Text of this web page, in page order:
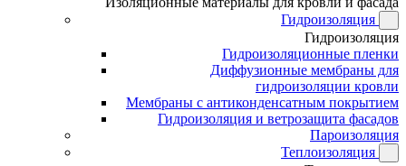
Гидроизоляция
Гидроизоляция
Гидроизоляционные пленки
Диффузионные мембраны для
гидроизоляции кровли
Мембраны с антиконденсатным покрытием
Гидроизоляция и ветрозащита фасадов
Пароизоляция
Теплоизоляция